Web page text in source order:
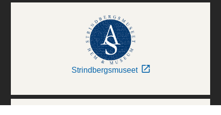
Strindbergsmuseet